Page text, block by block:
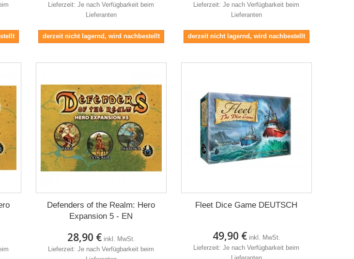
Lieferzeit: Je nach Verfügbarkeit beim
Lieferanten
derzeit nicht lagernd, wird nachbestellt
Lieferzeit: Je nach Verfügbarkeit beim
Lieferanten
derzeit nicht lagernd, wird nachbestellt
Defenders of the Realm: Hero
Expansion 5 - EN
28,90 € inkl. MwSt.
Lieferzeit: Je nach Verfügbarkeit beim
Fleet Dice Game DEUTSCH
49,90 € inkl. MwSt.
Lieferzeit: Je nach Verfügbarkeit beim